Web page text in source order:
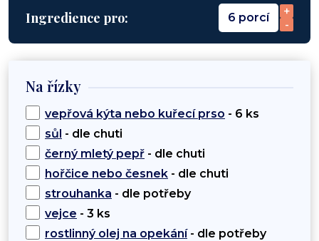
Ingredience pro: 6 porcí
+
-
Na řízky
vepřová kýta nebo kuřecí prso - 6 ks
sůl - dle chuti
černý mletý pepř - dle chuti
hořčice nebo česnek - dle chuti
strouhanka - dle potřeby
vejce - 3 ks
rostlinný olej na opekání- dle potřeby